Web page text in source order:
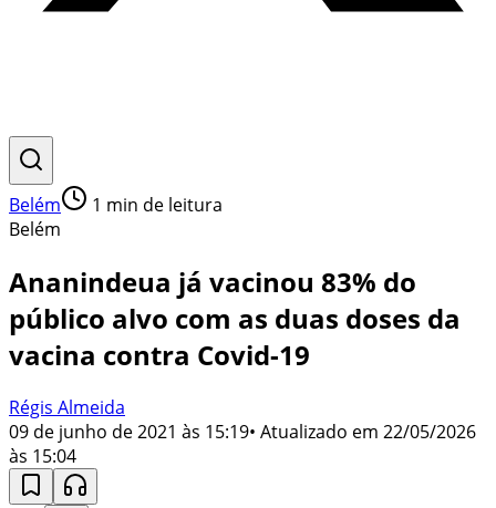
Belém 1 min de leitura
Belém
Ananindeua já vacinou 83% do
público alvo com as duas doses da
vacina contra Covid-19
Régis Almeida
09 de junho de 2021 às 15:19• Atualizado em 22/05/2026
às 15:04